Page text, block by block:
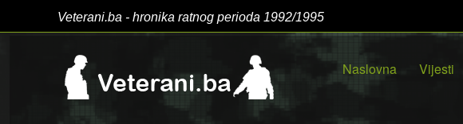
Veterani.ba - hronika ratnog perioda 1992/1995
Naslovna Vijesti